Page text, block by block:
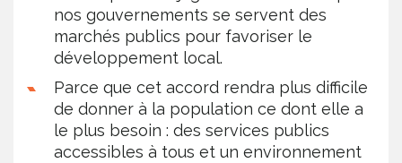
nos gouvernements se servent des
marchés publics pour favoriser le
développement local.
Parce que cet accord rendra plus difficile
de donner à la population ce dont elle a
le plus besoin : des services publics
accessibles à tous et un environnement